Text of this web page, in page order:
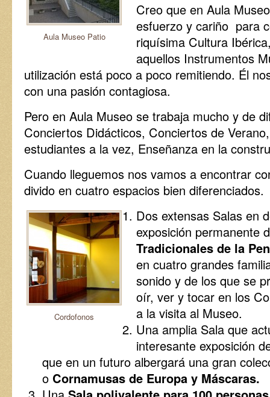
Aula Museo Patio
Creo que en Aula
esfuerzo y cariño para
riquísima Cultura
aquellos Instrumentos
utilización está poco a poco remitiendo. Él
con una pasión contagiosa.
Pero en Aula Museo se trabaja mucho y de
Conciertos Didácticos, Conciertos de
estudiantes a la vez, Enseñanza en la
Cuando lleguemos nos vamos a encontrar
divido en cuatro espacios bien diferenciados.
Cordofonos
Dos extensas Salas en
exposición permanente
Tradicionales de la
en cuatro grandes
sonido y de los que se
oír, ver y tocar en los
a la visita al Museo.
Una amplia Sala que
interesante exposición
que en un futuro albergará una gran
o Cornamusas de Europa y Máscaras.